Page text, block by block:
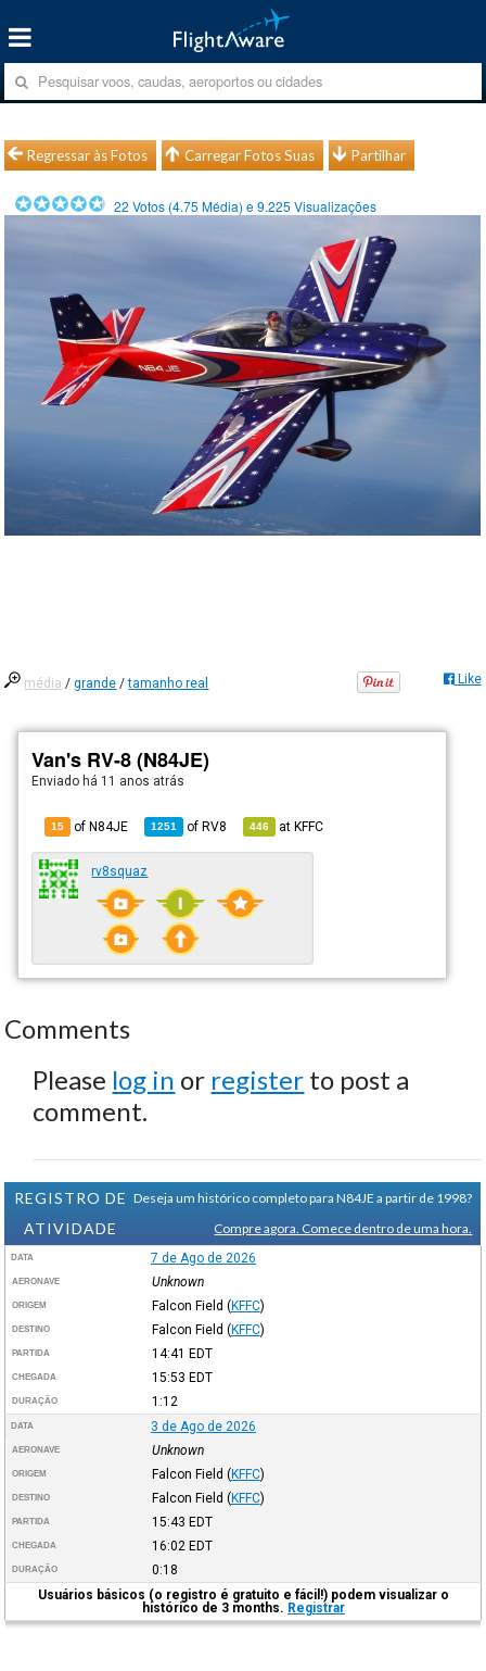
Regressar às Fotos Carregar Fotos Suas Partilhar
22 Votos (4.75 Média) e9.225 Visualizações
média /grande /tamanho real Like
Van's RV-8 (N84JE)
Enviado há 11 anos atrás
15 of N84JE 1251 ofRV8 446 atKFFC
rv8squaz
Comments
Please log in or register to post a
comment.
REGISTRO DE
ATIVIDADE
Deseja um histórico completo para N84JE a partir de 1998?
Compre agora. Comece dentro de uma hora.
DATA 7 de Ago de 2026
AERONAVE Unknown
ORIGEM Falcon Field (KFFC)
DESTINO Falcon Field (KFFC)
PARTIDA 14:41 EDT
CHEGADA 15:53 EDT
DURAÇÃO 1:12
DATA 3 de Ago de 2026
AERONAVE Unknown
ORIGEM Falcon Field (KFFC)
DESTINO Falcon Field (KFFC)
PARTIDA 15:43 EDT
CHEGADA 16:02 EDT
DURAÇÃO
0:18
Usuários básicos (o registro é gratuito e fácil!) podem visualizar o
histórico de 3 months. Registrar